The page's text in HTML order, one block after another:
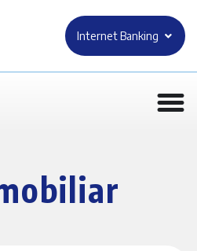
Internet Banking